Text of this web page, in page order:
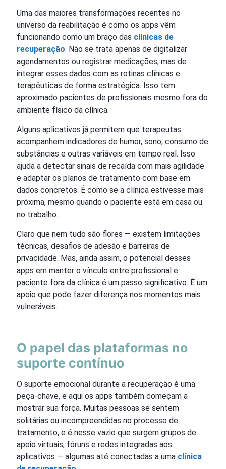
Uma das maiores transformações recentes no
universo da reabilitação é como os apps vêm
funcionando como um braço das clínicas de
recuperação. Não se trata apenas de digitalizar
agendamentos ou registrar medicações, mas de
integrar esses dados com as rotinas clínicas e
terapêuticas de forma estratégica. Isso tem
aproximado pacientes de profissionais mesmo fora do
ambiente físico da clínica.
Alguns aplicativos já permitem que terapeutas
acompanhem indicadores de humor, sono, consumo de
substâncias e outras variáveis em tempo real. Isso
ajuda a detectar sinais de recaída com mais agilidade
e adaptar os planos de tratamento com base em
dados concretos. É como se a clínica estivesse mais
próxima, mesmo quando o paciente está em casa ou
no trabalho.
Claro que nem tudo são flores — existem limitações
técnicas, desafios de adesão e barreiras de
privacidade. Mas, ainda assim, o potencial desses
apps em manter o vínculo entre profissional e
paciente fora da clínica é um passo significativo. É um
apoio que pode fazer diferença nos momentos mais
vulneráveis.
O papel das plataformas no
suporte contínuo
O suporte emocional durante a recuperação é uma
peça-chave, e aqui os apps também começam a
mostrar sua força. Muitas pessoas se sentem
solitárias ou incompreendidas no processo de
tratamento, e é nesse vazio que surgem grupos de
apoio virtuais, fóruns e redes integradas aos
aplicativos — algumas até conectadas a uma clínica